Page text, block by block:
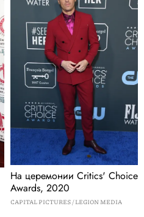
На церемонии Critics' Choice
Awards, 2020
CAPITAL PICTURES / LEGION MEDIA